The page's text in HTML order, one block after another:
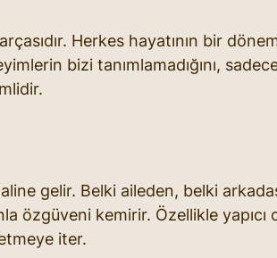
Herkes hayatının bir
bizi tanımlamadığını,
gelir. Belki aileden, belki
özgüveni kemirir. Özellikle yapıcı
iter.